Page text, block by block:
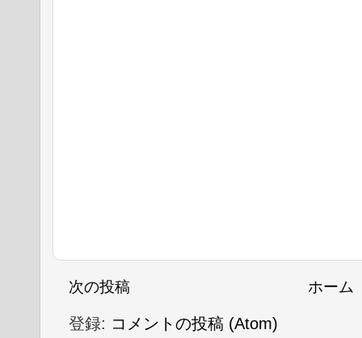
次の投稿 ホーム
登録: コメントの投稿 (Atom)